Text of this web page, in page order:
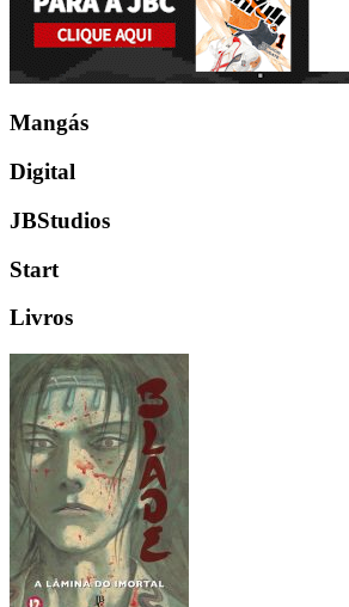
Mangás
Digital
JBStudios
Start
Livros